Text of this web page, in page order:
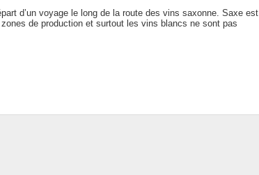
d’un voyage le long de la route des vins saxonne. Saxe est
de production et surtout les vins blancs ne sont pas